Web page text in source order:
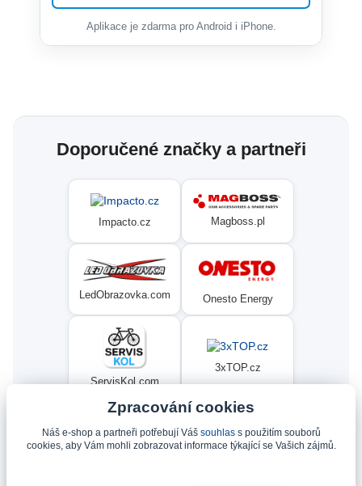
Aplikace je zdarma pro Android i iPhone.
Doporučené značky a partneři
Impacto.cz Magboss.pl
LedObrazovka.com Onesto Energy
ServisKol.com
3xTOP.cz
Condat Ninex.cz
Zpracování cookies
Náš e-shop a partneři potřebují Váš souhlass použitím souborů
cookies, aby Vám mohli zobrazovat informace týkající se Vašich zájmů.